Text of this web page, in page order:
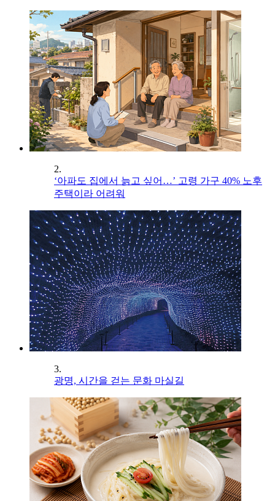
2.
‘아파도 집에서 늙고 싶어…’ 고령 가구 40% 노후
주택이라 어려워
3.
광명, 시간을 걷는 문화 마실길